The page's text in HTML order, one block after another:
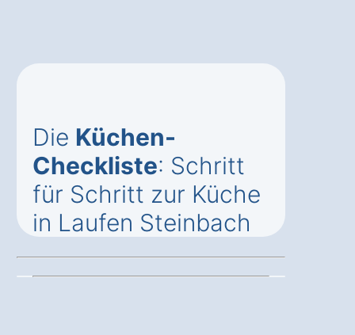
Die Küchen-
Checkliste: Schritt
für Schritt zur Küche
in Laufen Steinbach